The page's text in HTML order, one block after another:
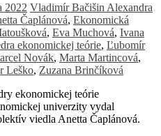
2022 Vladimír Bačišin Alexandra
Čaplánová, Ekonomická
, Eva Muchová, Ivana
ekonomickej teórie, Ľubomír
Novák, Marta Martincová,
Leško, Zuzana Brinčíková
ekonomickej teórie
univerzity vydal
viedla Anetta Čaplánová.